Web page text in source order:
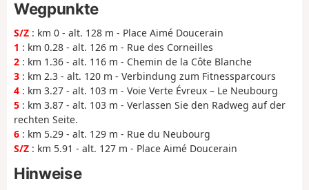
Wegpunkte
S/Z : km 0 - alt. 128 m - Place Aimé Doucerain
1 : km 0.28 - alt. 126 m - Rue des Corneilles
2 : km 1.36 - alt. 116 m - Chemin de la Côte Blanche
3 : km 2.3 - alt. 120 m - Verbindung zum Fitnessparcours
4 : km 3.27 - alt. 103 m - Voie Verte Évreux – Le Neubourg
5 : km 3.87 - alt. 103 m - Verlassen Sie den Radweg auf der
rechten Seite.
6 : km 5.29 - alt. 129 m - Rue du Neubourg
S/Z : km 5.91 - alt. 127 m - Place Aimé Doucerain
Hinweise